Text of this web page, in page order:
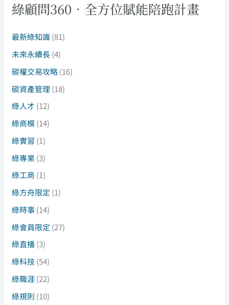
綠顧問360．全方位賦能陪跑計畫
最新綠知識(81)
未來永續長(4)
碳權交易攻略(16)
碳資產管理 (18)
綠人才 (12)
綠商模(14)
綠實習 (1)
綠專業 (3)
綠工商 (1)
綠方舟限定 (1)
綠時事(14)
綠會員限定 (27)
綠直播(3)
綠科技 (54)
綠職涯(22)
綠規則 (10)